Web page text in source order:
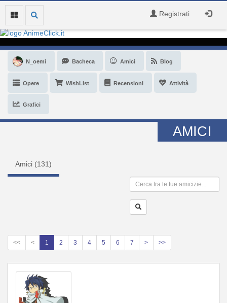
Registrati
N_oemi Bacheca Amici Blog
Opere WishList Recensioni Attività
Grafici
AMICI
Amici (131)
<< < 1 2 3 4 5 6 7 > >>